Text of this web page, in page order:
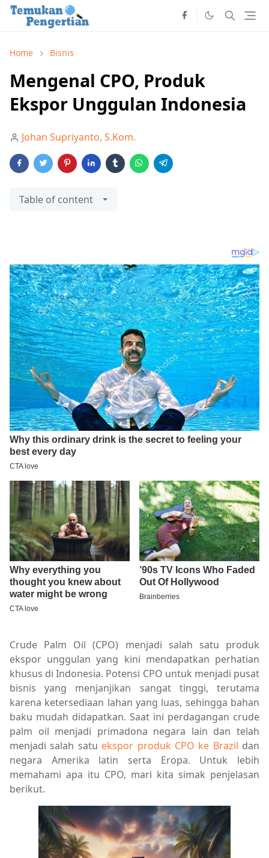
Home Bisnis
Mengenal CPO, Produk
Ekspor Unggulan Indonesia
Johan Supriyanto, S.Kom.
Table of content
Crude Palm Oil (CPO) menjadi salah satu produk
ekspor unggulan yang kini mendapatkan perhatian
khusus di Indonesia. Potensi CPO untuk menjadi pusat
bisnis yang menjanjikan sangat tinggi, terutama
karena ketersediaan lahan yang luas, sehingga bahan
baku mudah didapatkan. Saat ini perdagangan crude
palm oil menjadi primadona negara lain dan telah
menjadi salah satu ekspor produk CPO ke Brazil dan
negara Amerika latin serta Eropa. Untuk lebih
memahami apa itu CPO, mari kita simak penjelasan
berikut.